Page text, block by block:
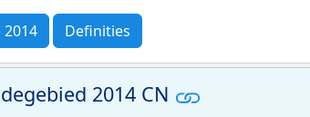
Definities
2014 CN